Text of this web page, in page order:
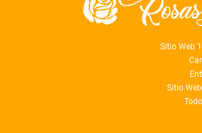
Sitio Web
Sitio